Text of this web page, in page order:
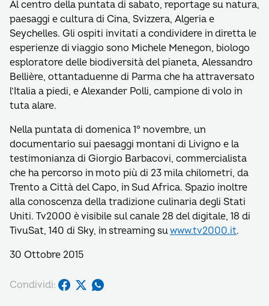
Al centro della puntata di sabato, reportage su natura,
paesaggi e cultura di Cina, Svizzera, Algeria e
Seychelles. Gli ospiti invitati a condividere in diretta le
esperienze di viaggio sono Michele Menegon, biologo
esploratore delle biodiversità del pianeta, Alessandro
Bellière, ottantaduenne di Parma che ha attraversato
l’Italia a piedi, e Alexander Polli, campione di volo in
tuta alare.
Nella puntata di domenica 1° novembre, un
documentario sui paesaggi montani di Livigno e la
testimonianza di Giorgio Barbacovi, commercialista
che ha percorso in moto più di 23 mila chilometri, da
Trento a Città del Capo, in Sud Africa. Spazio inoltre
alla conoscenza della tradizione culinaria degli Stati
Uniti. Tv2000 è visibile sul canale 28 del digitale, 18 di
TivuSat, 140 di Sky, in streaming suwww.tv2000.it.
30 Ottobre 2015
Condividi: